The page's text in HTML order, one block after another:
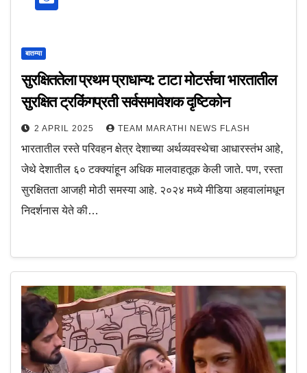
बातम्या
सुरक्षिततेला प्रथम प्राधान्‍य: टाटा मोटर्सचा भारतातील
सुरक्षित ट्रकिंगप्रती सर्वसमावेशक दृष्टिकोन
2 APRIL 2025 TEAM MARATHI NEWS FLASH
भारतातील रस्‍ते परिवहन क्षेत्र देशाच्‍या अर्थव्‍यवस्‍थेचा आधारस्‍तंभ आहे,
जेथे देशातील ६० टक्‍क्‍यांहून अधिक मालवाहतूक केली जाते. पण, रस्‍ता
सुरक्षितता आजही मोठी समस्‍या आहे. २०२४ मध्‍ये मीडिया अहवालांमधून
निदर्शनास येते की…